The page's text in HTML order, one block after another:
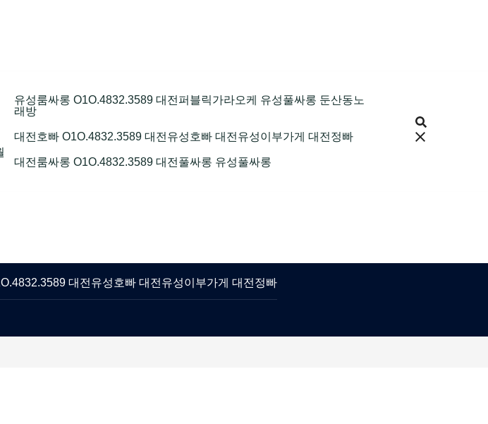
유성룸싸롱 O1O.4832.3589 대전퍼블릭가라오케 유성풀싸롱 둔산동노
래방
대전호빠 O1O.4832.3589 대전유성호빠 대전유성이부가게 대전정빠
대전룸싸롱 O1O.4832.3589 대전풀싸롱 유성풀싸롱
대전유성호빠 대전유성이부가게 대전정빠